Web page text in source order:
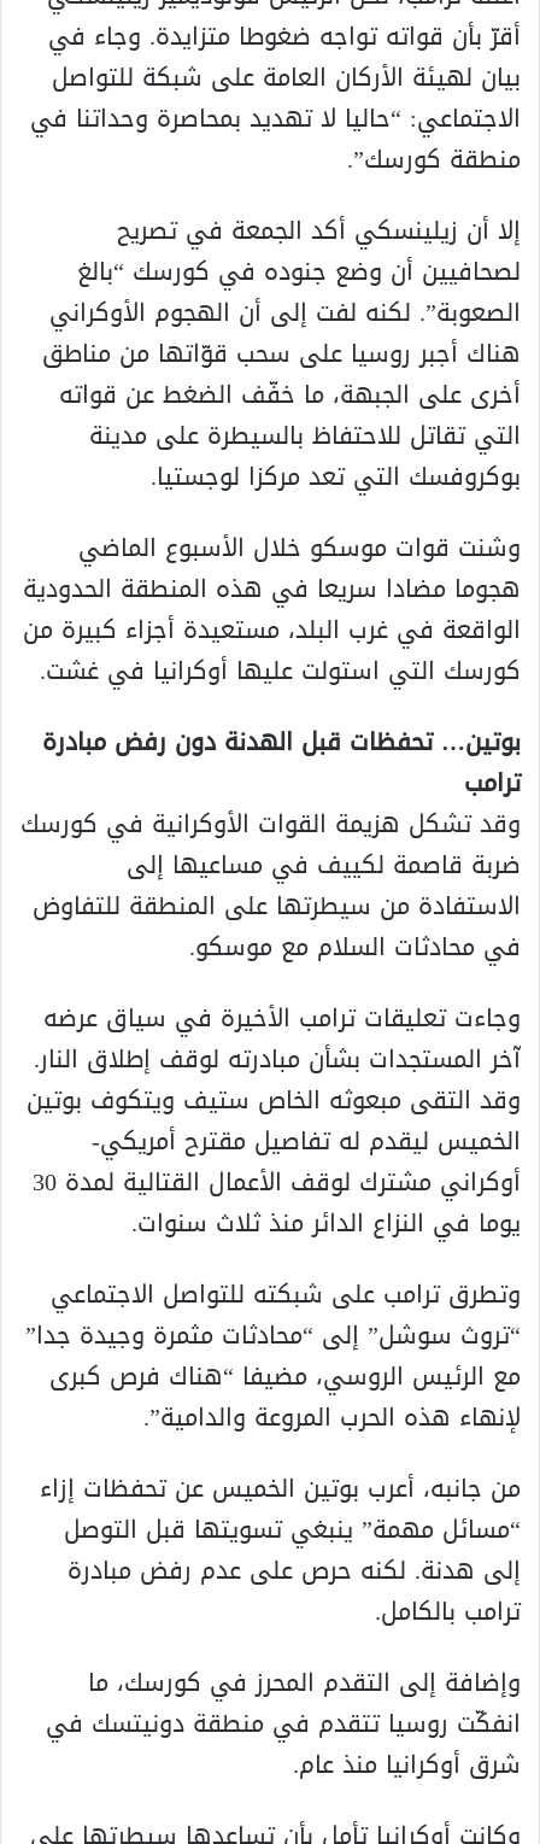
أقرّ بأن قواته تواجه ضغوطا متزايدة. وجاء في
بيان لهيئة الأركان العامة على شبكة للتواصل
الاجتماعي: “حاليا لا تهديد بمحاصرة وحداتنا في
منطقة كورسك”.
إلا أن زيلينسكي أكد الجمعة في تصريح
لصحافيين أن وضع جنوده في كورسك “بالغ
الصعوبة”. لكنه لفت إلى أن الهجوم الأوكراني
هناك أجبر روسيا على سحب قوّاتها من مناطق
أخرى على الجبهة، ما خفّف الضغط عن قواته
التي تقاتل للاحتفاظ بالسيطرة على مدينة
بوكروفسك التي تعد مركزا لوجستيا.
وشنت قوات موسكو خلال الأسبوع الماضي
هجوما مضادا سريعا في هذه المنطقة الحدودية
الواقعة في غرب البلد، مستعيدة أجزاء كبيرة من
كورسك التي استولت عليها أوكرانيا في غشت.
بوتين… تحفظات قبل الهدنة دون رفض مبادرة
ترامب
وقد تشكل هزيمة القوات الأوكرانية في كورسك
ضربة قاصمة لكييف في مساعيها إلى
الاستفادة من سيطرتها على المنطقة للتفاوض
في محادثات السلام مع موسكو.
وجاءت تعليقات ترامب الأخيرة في سياق عرضه
آخر المستجدات بشأن مبادرته لوقف إطلاق النار.
وقد التقى مبعوثه الخاص ستيف ويتكوف بوتين
الخميس ليقدم له تفاصيل مقترح أمريكي-
أوكراني مشترك لوقف الأعمال القتالية لمدة 30
يوما في النزاع الدائر منذ ثلاث سنوات.
وتطرق ترامب على شبكته للتواصل الاجتماعي
“تروث سوشل” إلى “محادثات مثمرة وجيدة جدا”
مع الرئيس الروسي، مضيفا “هناك فرص كبرى
لإنهاء هذه الحرب المروعة والدامية”.
من جانبه، أعرب بوتين الخميس عن تحفظات إزاء
“مسائل مهمة” ينبغي تسويتها قبل التوصل
إلى هدنة. لكنه حرص على عدم رفض مبادرة
ترامب بالكامل.
وإضافة إلى التقدم المحرز في كورسك، ما
انفكّت روسيا تتقدم في منطقة دونيتسك في
شرق أوكرانيا منذ عام.